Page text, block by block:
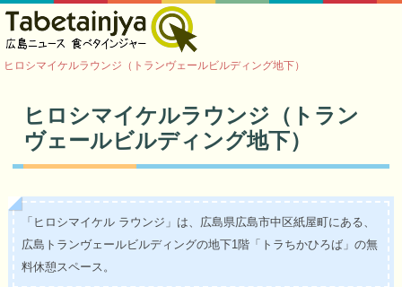
ヒロシマイケルラウンジ（トランヴェールビルディング地下）
ヒロシマイケルラウンジ（トラン
ヴェールビルディング地下）
「ヒロシマイケル ラウンジ」は、広島県広島市中区紙屋町にある、
広島トランヴェールビルディングの地下1階「トラちかひろば」の無
料休憩スペース。